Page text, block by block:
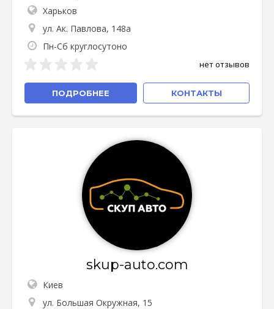
Харьков
ул. Ак. Павлова, 148а
Пн-Сб круглосутоно
нет отзывов
ПОДРОБНЕЕ КОНТАКТЫ
skup-auto.com
Киев
ул. Большая Окружная, 15